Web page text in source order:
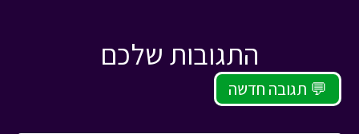
התגובות שלכם
תגובה חדשה 💬